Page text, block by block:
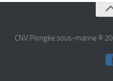
CNV Plongée sous-marine ©